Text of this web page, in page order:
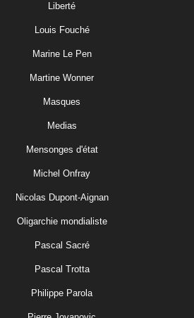
Liberté
Louis Fouché
Marine Le Pen
Martine Wonner
Masques
Medias
Mensonges d'état
Michel Onfray
Nicolas Dupont-Aignan
Oligarchie mondialiste
Pascal Sacré
Pascal Trotta
Philippe Parola